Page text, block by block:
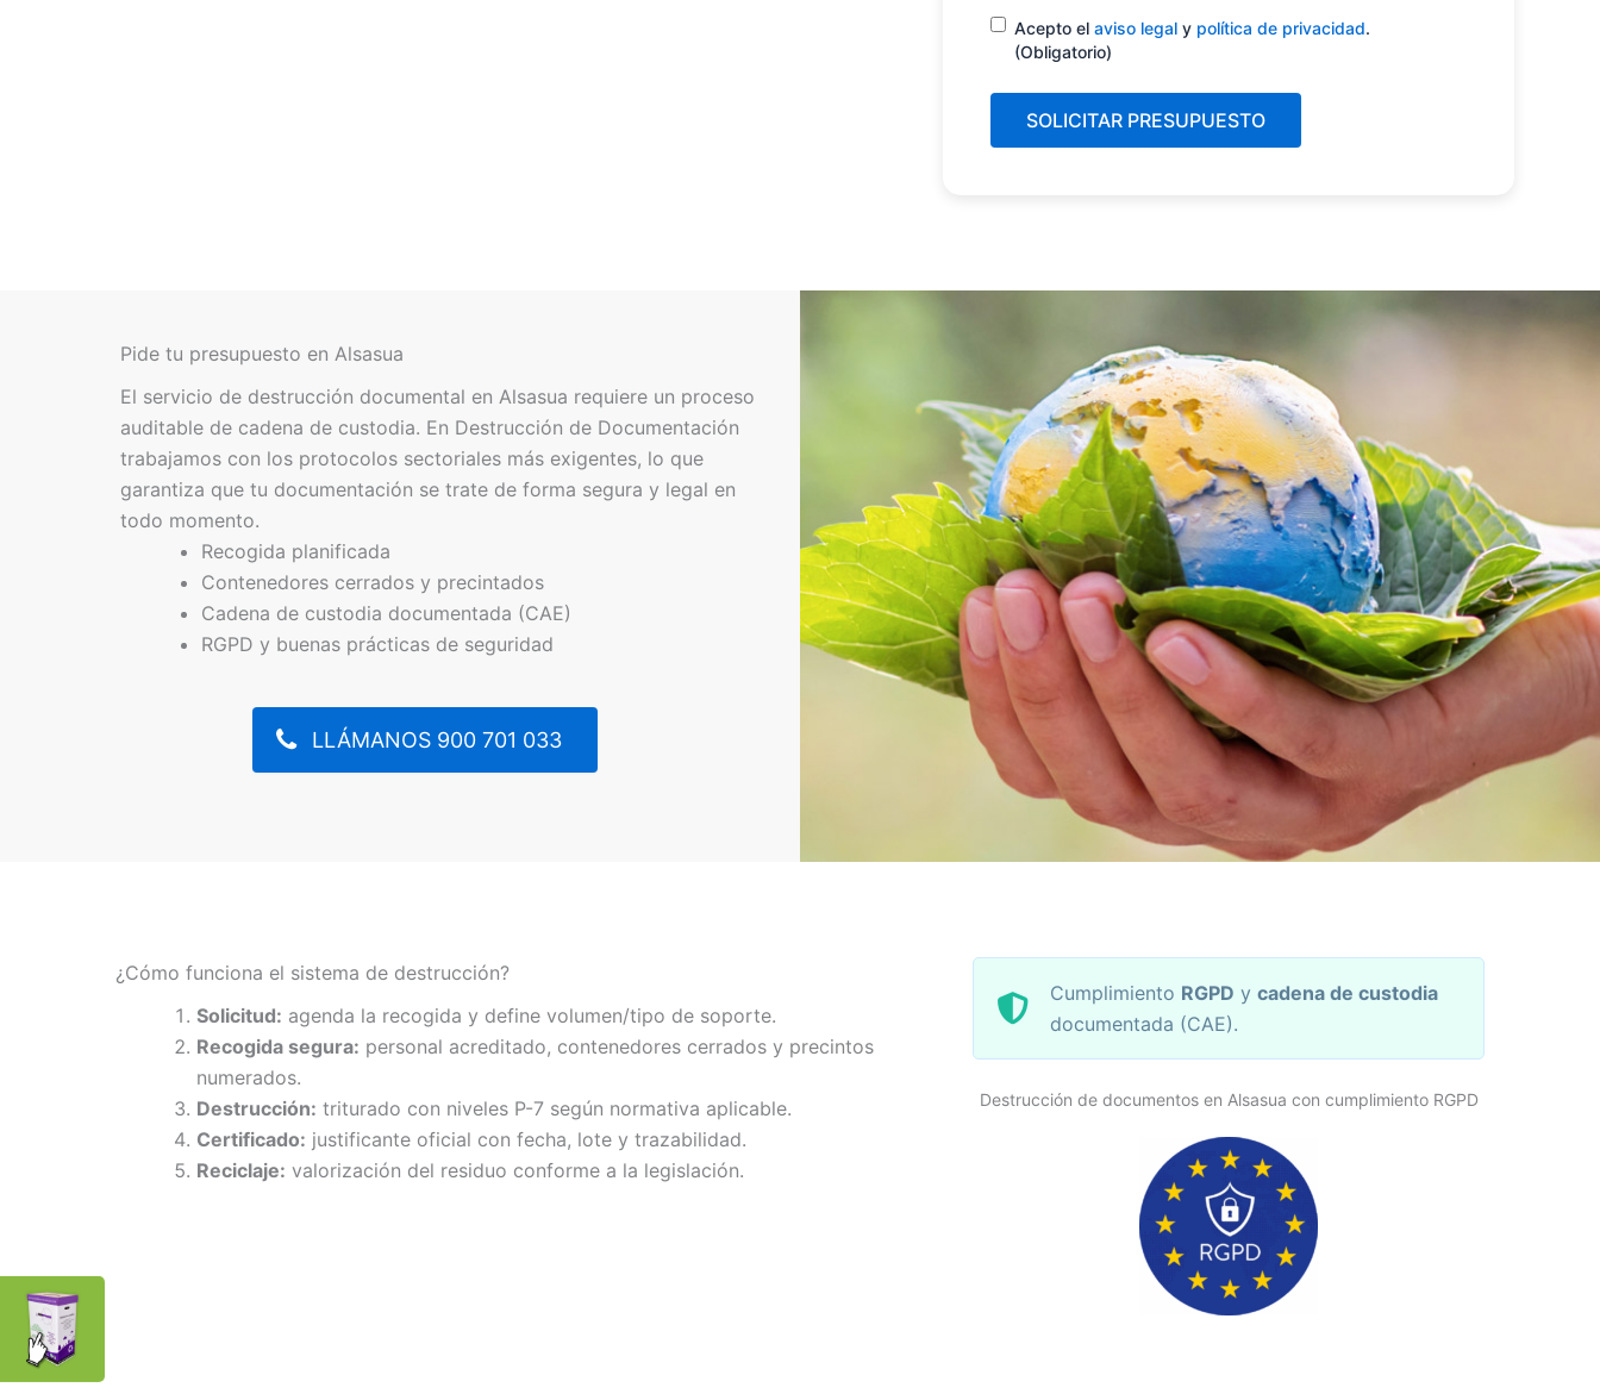
Consentimiento (Obligatorio)
Acepto el aviso legal y política de privacidad.
(Obligatorio)
Pide tu presupuesto en Alsasua
El servicio de destrucción documental en Alsasua requiere un proceso
auditable de cadena de custodia. En Destrucción de Documentación
trabajamos con los protocolos sectoriales más exigentes, lo que
garantiza que tu documentación se trate de forma segura y legal en
todo momento.
Recogida planificada
Contenedores cerrados y precintados
Cadena de custodia documentada (CAE)
RGPD y buenas prácticas de seguridad
LLÁMANOS 900 701 033
¿Cómo funciona el sistema de destrucción?
Solicitud: agenda la recogida y define volumen/tipo de soporte.
Recogida segura: personal acreditado, contenedores cerrados y precintos
numerados.
Destrucción: triturado con niveles P-7 según normativa aplicable.
Certificado: justificante oficial con fecha, lote y trazabilidad.
Reciclaje: valorización del residuo conforme a la legislación.
Cumplimiento RGPD y cadena de custodia
documentada (CAE).
Destrucción de documentos en Alsasua con cumplimiento RGPD